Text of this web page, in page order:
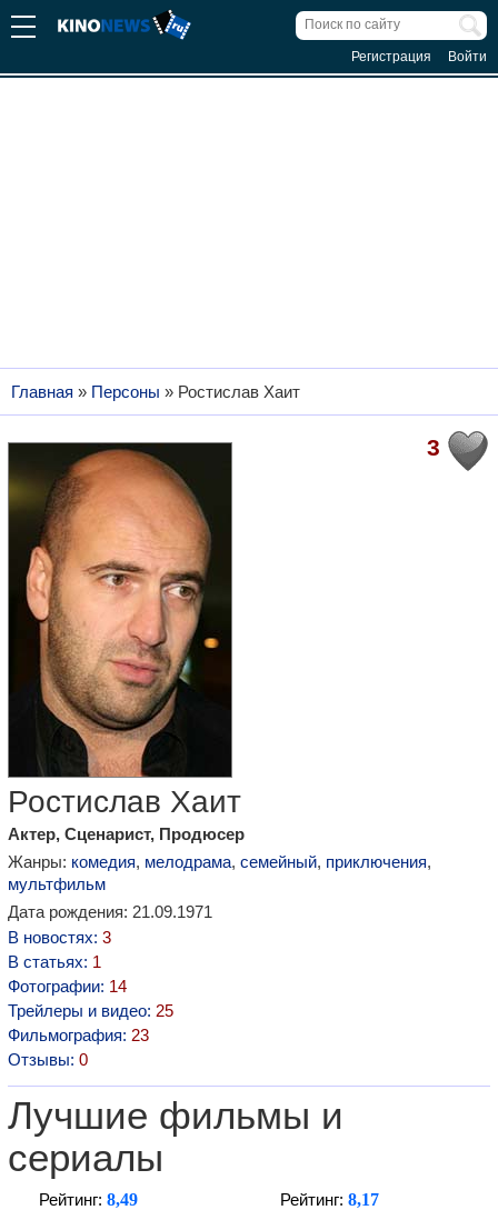
Регистрация Войти
Главная » Персоны » Ростислав Хаит
3
Ростислав Хаит
Актер, Сценарист, Продюсер
Жанры: комедия, мелодрама, семейный, приключения,
мультфильм
Дата рождения: 21.09.1971
В новостях: 3
В статьях: 1
Фотографии: 14
Трейлеры и видео: 25
Фильмография: 23
Отзывы: 0
Лучшие фильмы и
сериалы
Рейтинг: 8,49 Рейтинг: 8,17